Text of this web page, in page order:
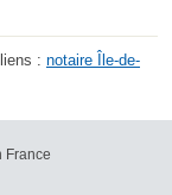
: notaire Île-de-
France